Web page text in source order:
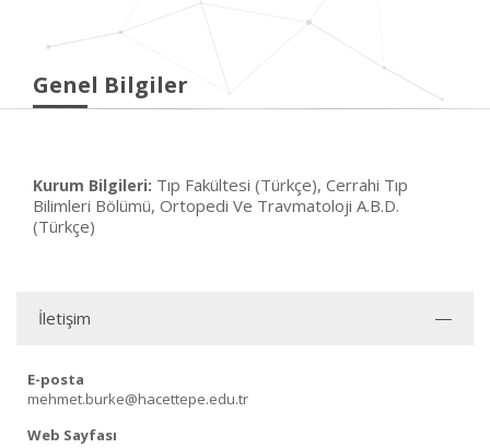
Genel Bilgiler
Kurum Bilgileri: Tıp Fakültesi (Türkçe), Cerrahi Tıp
Bilimleri Bölümü, Ortopedi Ve Travmatoloji A.B.D.
(Türkçe)
İletişim
E-posta
mehmet.burke@hacettepe.edu.tr
Web Sayfası